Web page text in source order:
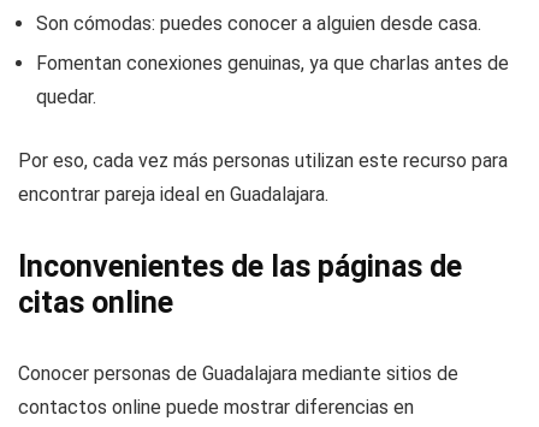
Son cómodas: puedes conocer a alguien desde casa.
Fomentan conexiones genuinas, ya que charlas antes de
quedar.
Por eso, cada vez más personas utilizan este recurso para
encontrar pareja ideal en Guadalajara.
Inconvenientes de las páginas de
citas online
Conocer personas de Guadalajara mediante sitios de
contactos online puede mostrar diferencias en